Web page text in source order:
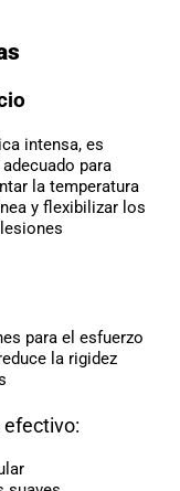
intensa, es
para
la temperatura
y flexibilizar los
para el esfuerzo
la rigidez